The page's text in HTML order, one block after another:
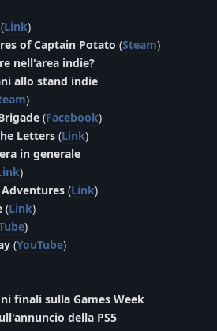
(Link)
of Captain Potato (Steam)
nell'area indie?
allo stand indie
)
(Facebook)
Letters (Link)
in generale
)
(Link)
(Link)
)
(YouTube)
finali sulla Games Week
della PS5